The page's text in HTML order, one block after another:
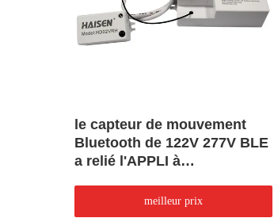
le capteur de mouvement
Bluetooth de 122V 277V BLE
a relié l'APPLI à
meilleur prix